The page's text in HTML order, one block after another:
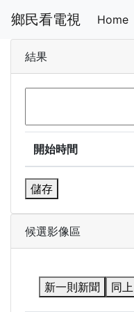
鄉民看電視 Home
結果
開始時間
儲存
候選影像區
新一則新聞 同上